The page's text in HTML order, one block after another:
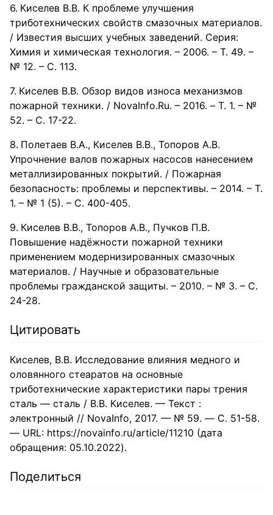
Киселев В.В. К проблеме улучшения
триботехнических свойств смазочных материалов.
/ Известия высших учебных заведений. Серия:
Химия и химическая технология. – 2006. – Т. 49. –
№ 12. – С. 113.
Киселев В.В. Обзор видов износа механизмов
пожарной техники. / NovaInfo.Ru. – 2016. – Т. 1. – №
52. – С. 17-22.
Полетаев В.А., Киселев В.В., Топоров А.В.
Упрочнение валов пожарных насосов нанесением
металлизированных покрытий. / Пожарная
безопасность: проблемы и перспективы. – 2014. – Т.
1. – № 1 (5). – С. 400-405.
Киселев В.В., Топоров А.В., Пучков П.В.
Повышение надёжности пожарной техники
применением модернизированных смазочных
материалов. / Научные и образовательные
проблемы гражданской защиты. – 2010. – № 3. – С.
24-28.
Цитировать
Киселев, В.В. Исследование влияния медного и
оловянного стеаратов на основные
триботехнические характеристики пары трения
сталь — сталь / В.В. Киселев. — Текст :
электронный // NovaInfo, 2017. — № 59. — С. 51-58.
— URL: https://novainfo.ru/article/11210 (дата
обращения: 05.10.2022).
Поделиться